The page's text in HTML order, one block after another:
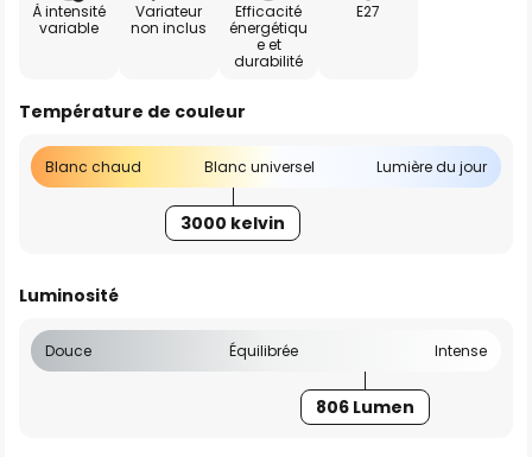
À intensité
variable
Variateur
non inclus
Efficacité
énergétiqu
e et
durabilité
E27
Température de couleur
Blanc chaud Blanc universel Lumière du jour
3000 kelvin
Luminosité
Douce Équilibrée Intense
806 Lumen